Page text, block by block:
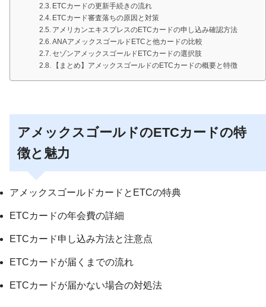
ETCカードの更新手続きの流れ
ETCカード審査落ちの原因と対策
アメリカンエキスプレスのETCカードの申し込み確認方法
ANAアメックスゴールドETCと他カードの比較
セゾンアメックスゴールドETCカードの選択肢
【まとめ】アメックスゴールドのETCカードの概要と特徴
アメックスゴールドのETCカードの特
徴と魅力
アメックスゴールドカードとETCの特典
ETCカードの年会費の詳細
ETCカード申し込み方法と注意点
ETCカードが届くまでの流れ
ETCカードが届かない場合の対処法